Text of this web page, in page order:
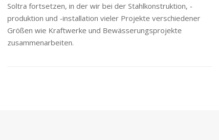
Soltra fortsetzen, in der wir bei der Stahlkonstruktion, -
produktion und -installation vieler Projekte verschiedener
Größen wie Kraftwerke und Bewässerungsprojekte
zusammenarbeiten.